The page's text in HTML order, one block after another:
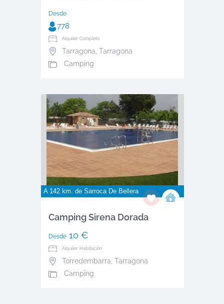
Desde
778
Alquiler: Completo
Tarragona Tarragona
Camping
A 142 km. de Sarroca De Bellera
Camping Sirena Dorada
Desde10 €
Alquiler: Habitación
Torredembarra Tarragona
Camping